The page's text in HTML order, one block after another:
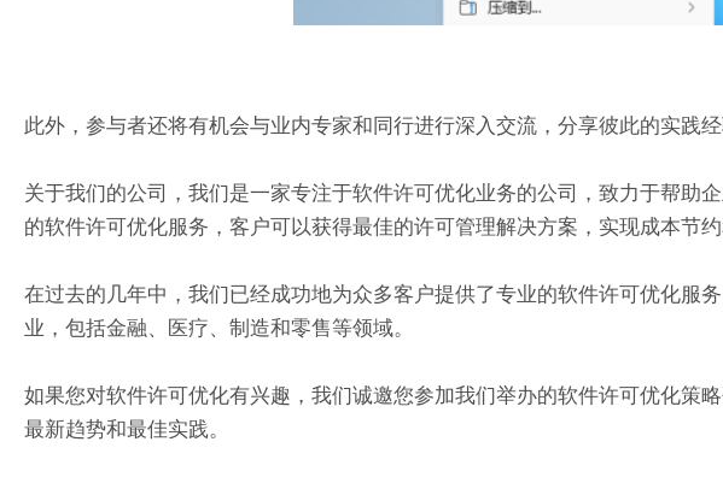
此外，参与者还将有机会与业内专家和同行进行深入交流，分享彼此的实践
关于我们的公司，我们是一家专注于软件许可优化业务的公司，致力于帮助
的软件许可优化服务，客户可以获得最佳的许可管理解决方案，实现成本节约
在过去的几年中，我们已经成功地为众多客户提供了专业的软件许可优化服
业，包括金融、医疗、制造和零售等领域。
如果您对软件许可优化有兴趣，我们诚邀您参加我们举办的软件许可优化策
最新趋势和最佳实践。